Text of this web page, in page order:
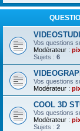
Vos questions
Modérateur :
Sujets : 6
Vos questions
Modérateur :
COOL 3D
Vos questions
Modérateur :
Sujets : 2